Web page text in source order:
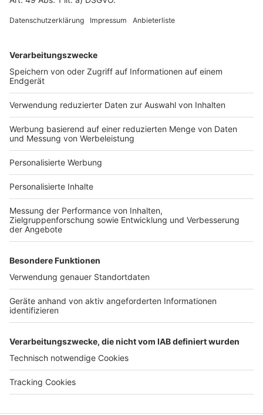
Services
Bauprojekt-Quiz
Häuser-Suche
Hausanbieter-Suche
Bauprojekt-Profil
Für Unternehmen
Ihre Baufirma auf bauen.de
Kostenloses Infogespräch